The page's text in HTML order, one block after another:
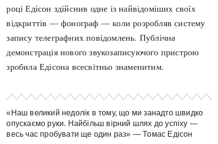
done
році Едісон здійснив одне із найвідоміших своїх
відкриттів — фонограф — коли розробляв систему
запису телеграфних повідомлень. Публічна
демонстрація нового звукозаписуючого пристрою
зробила Едісона всесвітньо знаменитим.
«Наш великий недолік в тому, що ми занадто швидко
опускаємо руки. Найбільш вірний шлях до успіху —
весь час пробувати ще один раз» — Томас Едісон